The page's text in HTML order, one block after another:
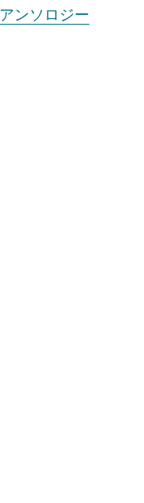
ンソロジー